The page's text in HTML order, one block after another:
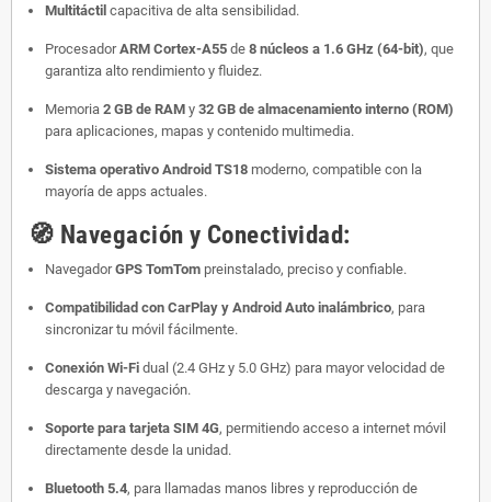
Multitáctil capacitiva de alta sensibilidad.
ProcesadorARM Cortex-A55 de 8 núcleos a 1.6 GHz (64-bit), que
garantiza alto rendimiento y fluidez.
Memoria 2 GB de RAM y 32 GB de almacenamiento interno (ROM)
para aplicaciones, mapas y contenido multimedia.
Sistema operativo Android TS18 moderno, compatible con la
mayoría de apps actuales.
🧭 Navegación y Conectividad:
NavegadorGPS TomTom preinstalado, preciso y confiable.
Compatibilidad con CarPlay y Android Auto inalámbrico, para
sincronizar tu móvil fácilmente.
Conexión Wi-Fi dual (2.4 GHz y 5.0 GHz) para mayor velocidad de
descarga y navegación.
Soporte para tarjeta SIM 4G, permitiendo acceso a internet móvil
directamente desde la unidad.
Bluetooth 5.4, para llamadas manos libres y reproducción de